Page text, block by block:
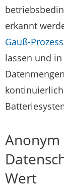
erkannt
Gauß-
lassen und
Wert